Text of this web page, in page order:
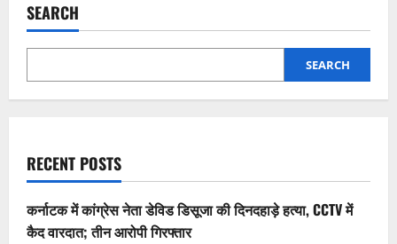
भारत
कीमत
स्टोरेज
कैमरा
पहले
ऑफिशियल
SEARCH
SEARCH
RECENT POSTS
कर्नाटक में कांग्रेस नेता डेविड डिसूजा की दिनदहाड़े हत्या, CCTV में
कैद वारदात; तीन आरोपी गिरफ्तार